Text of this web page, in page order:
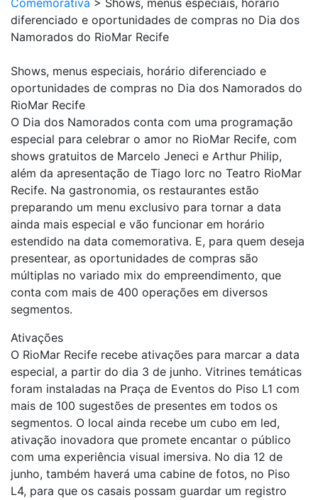
Comemorativa > Shows, menus especiais, horário
diferenciado e oportunidades de compras no Dia dos
Namorados do RioMar Recife
Shows, menus especiais, horário diferenciado e
oportunidades de compras no Dia dos Namorados do
RioMar Recife
O Dia dos Namorados conta com uma programação
especial para celebrar o amor no RioMar Recife, com
shows gratuitos de Marcelo Jeneci e Arthur Philip,
além da apresentação de Tiago Iorc no Teatro RioMar
Recife. Na gastronomia, os restaurantes estão
preparando um menu exclusivo para tornar a data
ainda mais especial e vão funcionar em horário
estendido na data comemorativa. E, para quem deseja
presentear, as oportunidades de compras são
múltiplas no variado mix do empreendimento, que
conta com mais de 400 operações em diversos
segmentos.
Ativações
O RioMar Recife recebe ativações para marcar a data
especial, a partir do dia 3 de junho. Vitrines temáticas
foram instaladas na Praça de Eventos do Piso L1 com
mais de 100 sugestões de presentes em todos os
segmentos. O local ainda recebe um cubo em led,
ativação inovadora que promete encantar o público
com uma experiência visual imersiva. No dia 12 de
junho, também haverá uma cabine de fotos, no Piso
L4, para que os casais possam guardar um registro